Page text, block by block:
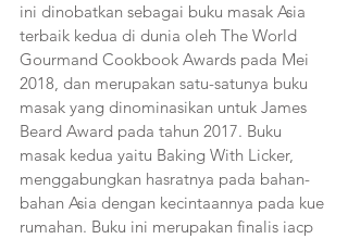
ini dinobatkan sebagai buku masak Asia
terbaik kedua di dunia oleh The World
Gourmand Cookbook Awards pada Mei
2018, dan merupakan satu-satunya buku
masak yang dinominasikan untuk James
Beard Award pada tahun 2017. Buku
masak kedua yaitu Baking With Licker,
menggabungkan hasratnya pada bahan-
bahan Asia dengan kecintaannya pada kue
rumahan. Buku ini merupakan finalis iacp